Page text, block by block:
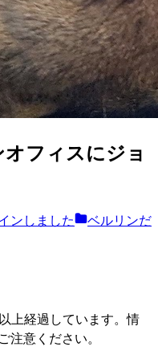
フィスにジョ
ンしました
ベルリンだ
上経過しています。情
意ください。